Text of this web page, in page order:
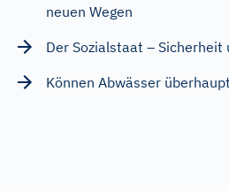
neuen Wegen
Der Sozialstaat – Sicherheit
Können Abwässer